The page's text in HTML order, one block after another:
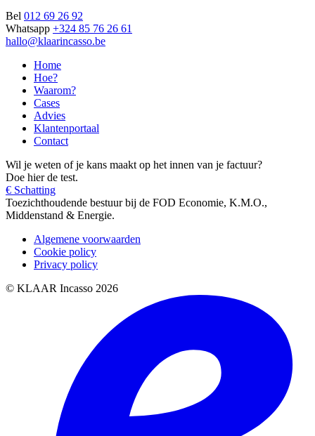
Bel 012 69 26 92
Whatsapp +324 85 76 26 61
hallo@klaarincasso.be
Home
Hoe?
Waarom?
Cases
Advies
Klantenportaal
Contact
Wil je weten of je kans maakt op het innen van je factuur?
Doe hier de test.
€ Schatting
Toezichthoudende bestuur bij de FOD Economie, K.M.O.,
Middenstand & Energie.
Algemene voorwaarden
Cookie policy
Privacy policy
© KLAAR Incasso 2026